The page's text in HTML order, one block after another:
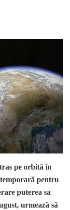
pe orbită în
pentru
puterea sa
urmează să